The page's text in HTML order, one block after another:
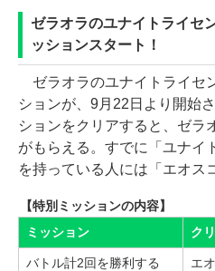
ゼラオラのユナイトライセ
ッションスタート！
ゼラオラのユナイトライセ
ションが、9月22日より開始
ションをクリアすると、ゼラ
がもらえる。すでに「ユナイ
を持っている人には「エオス
【特別ミッションの内容】
ミッション
ク
バトル計2回を勝利する エ